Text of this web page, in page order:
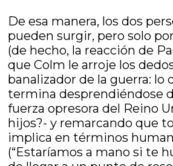
De esa manera, los dos
pueden surgir, pero solo
(de hecho, la reacción de
que Colm le arroje los
banalizador de la guerra:
termina desprendiéndose
fuerza opresora del Reino
hijos?- y remarcando que
implica en términos
(“Estaríamos a mano si te